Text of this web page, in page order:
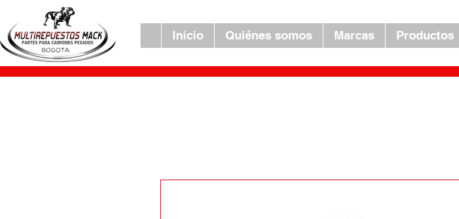
Inicio Quiénes somos Marcas Productos